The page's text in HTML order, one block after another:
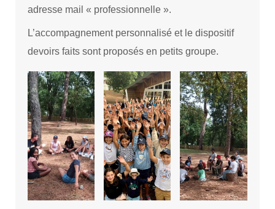
adresse mail « professionnelle ».
L’accompagnement personnalisé et le dispositif
devoirs faits sont proposés en petits groupe.